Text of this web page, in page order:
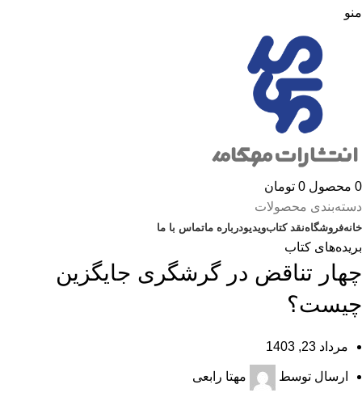
منو
0 محصول 0 تومان
دسته‌بندی محصولات
خانهفروشگاهنقد کتابویدیودرباره‌ ماتماس با ما
بریده‌های کتاب
چهار تناقض در گرشگری جایگزین
چیست؟
مرداد 23, 1403
ارسال توسط مهتا رابعی